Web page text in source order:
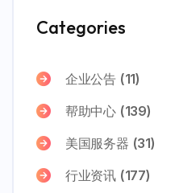
Categories
企业公告 (11)
帮助中心 (139)
美国服务器 (31)
行业资讯 (177)